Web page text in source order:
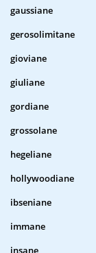
gaussiane
gerosolimitane
gioviane
giuliane
gordiane
grossolane
hegeliane
hollywoodiane
ibseniane
immane
insane